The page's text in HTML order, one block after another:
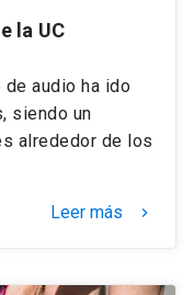
la UC
audio ha ido
siendo un
alrededor de los
Leer más keyboard_arrow_right